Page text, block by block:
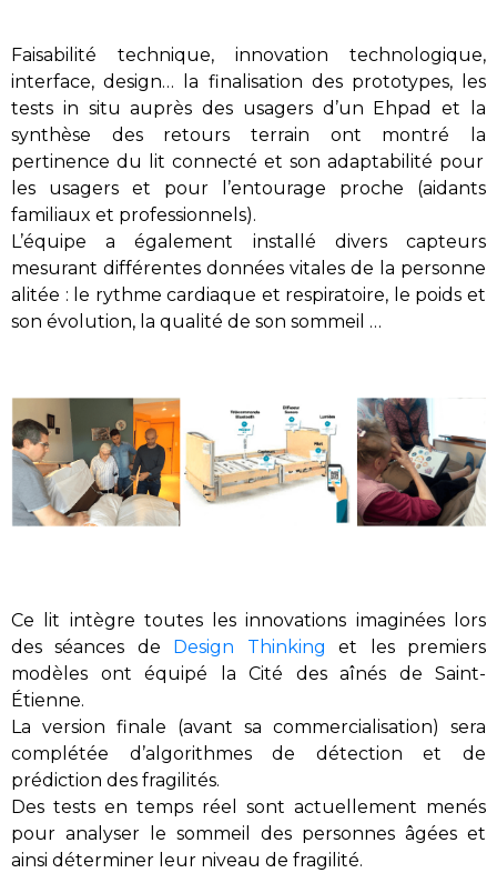
Faisabilité technique, innovation technologique,
interface,design… la finalisation des prototypes, les
tests in situ auprès des usagers d’un Ehpad
et la
synthèse des retours terrain ont montré la
pertinence du lit connecté et son adaptabilité pour
les usagers et pour l’entourage proche (aidants
familiaux et professionnels).
L’équipe a également installé divers capteurs
mesurant différentes données vitales de la personne
alitée : le rythme cardiaque et respiratoire, le poids et
son évolution, la qualité de son sommeil …
Ce lit intègre toutes les innovations imaginées lors
des séances de Design T hinking et l es premiers
modèles ont équipé la Cité des aînés de Saint-
Étienne.
La version finale (avant sa commercialisation)
sera
complétée d’algorithmes de détection et de
prédiction des fragilités.
Des tests en temps réel sont actuellement menés
pour analyser le sommeil des personnes âgées et
ainsi déterminer leur niveau de fragilité.